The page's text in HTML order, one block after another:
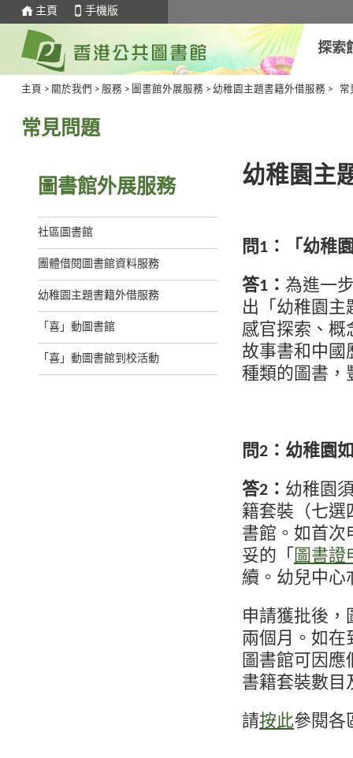
主頁 手機版
探索
主頁 > 關於我們 > 服務 > 圖書館外展服務 > 幼稚園主題書籍外借服務 > 常
常見問題
圖書館外展服務
社區圖書館
團體借閱圖書館資料服務
幼稚園主題書籍外借服務
「喜」動圖書館
「喜」動圖書館到校活動
幼稚園主
問1：「幼稚
答1： 為進一
出「幼稚園主
感官探索、概
故事書和中國
種類的圖書，
問2：幼稚園
答2： 幼稚園
籍套裝（七選
書館。如首次
妥的「 圖書證
續。幼兒中心
申請獲批後，
兩個月。如在
圖書館可因
書籍套裝數目
請按此參閱各